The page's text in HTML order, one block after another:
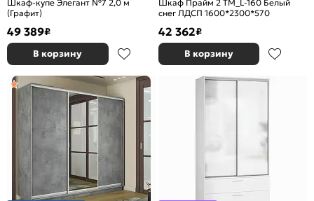
Шкаф-купе Элегант №7 2,0 м
(Графит)
49 389₽
В корзину
Шкаф Прайм 2 TM_L-160 Белый
снег ЛДСП 1600*2300*570
42 362₽
В корзину